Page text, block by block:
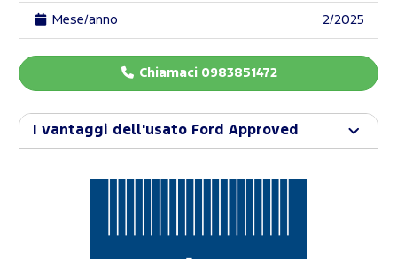
Mese/anno 2/2025
Chiamaci 0983851472
I vantaggi dell'usato Ford Approved